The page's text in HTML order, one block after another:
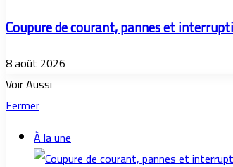
Coupure de courant, pannes et
8 août 2026
Voir Aussi
Fermer
À la une